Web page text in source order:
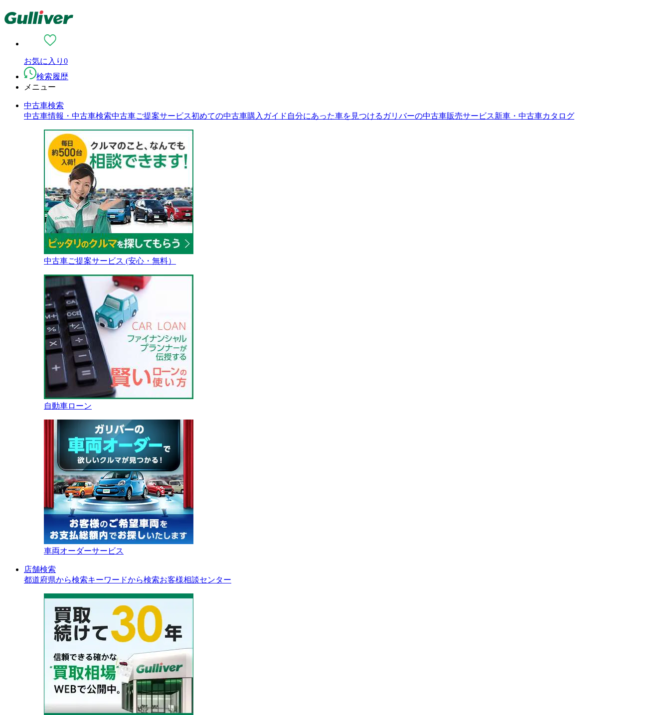
お気に入り 0
検索履歴
メニュー
中古車検索
中古車情報・中古車検索中古車ご提案サービス初めての中古車購入ガイド 自分にあった車を見つける ガリバーの中古車販売サービス新車・中古車カタログ
中古車ご提案サービス (安心・無料）
自動車ローン
車両オーダーサービス
店舗検索
都道府県から検索キーワードから検索お客様相談センター